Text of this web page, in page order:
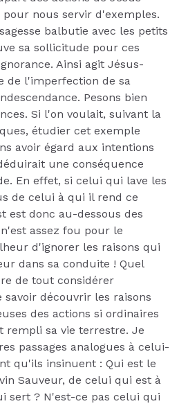
nous servir d'exemples.
balbutie avec les petits
sa sollicitude pour ces
Ainsi agit Jésus-
de l'imperfection de sa
Pesons bien
Si l'on voulait, suivant la
étudier cet exemple
avoir égard aux intentions
une conséquence
En effet, si celui qui lave les
de celui à qui il rend ce
est donc au-dessous des
assez fou pour le
d'ignorer les raisons qui
dans sa conduite ! Quel
de tout considérer
découvrir les raisons
des actions si ordinaires
rempli sa vie terrestre. Je
passages analogues à celui-
qu'ils insinuent : Qui est le
Sauveur, de celui qui est à
sert ? N'est-ce pas celui qui